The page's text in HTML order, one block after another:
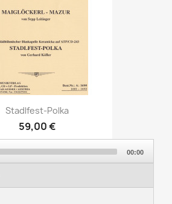
Stadlfest-Polka
59,00 €
00:00